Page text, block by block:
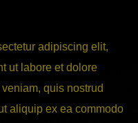
adipiscing elit,
ut labore et dolore
quis nostrud
aliquip ex ea commodo